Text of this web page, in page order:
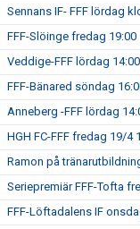
Sennans IF- FFF lördag
FFF-Slöinge fredag 19:00
Veddige-FFF lördag 14:00
FFF-Bänared söndag
Anneberg -FFF lördag
HGH FC-FFF fredag 19/4
Ramon på
Seriepremiär FFF-Tofta
FFF-Löftadalens IF